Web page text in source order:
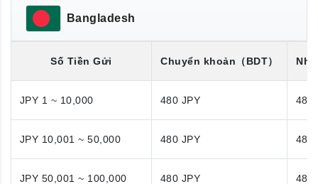
Bangladesh
Số Tiền Gửi Chuyển khoản （BDT）
JPY 1 ~ 10,000 480 JPY 480
JPY 10,001 ~ 50,000 480 JPY 480
JPY 50,001 ~ 100,000 480 JPY 480